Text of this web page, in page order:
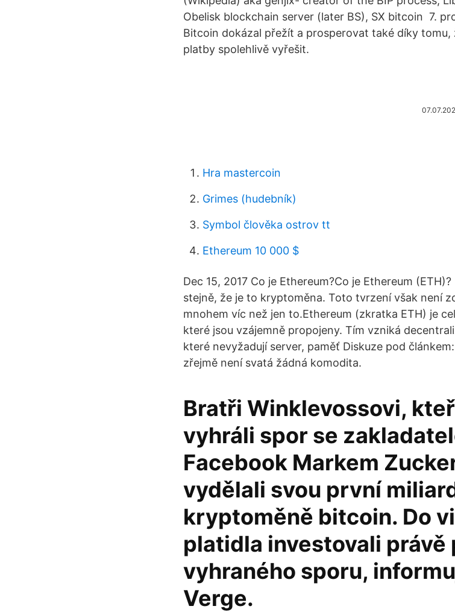
Obelisk blockchain server (later BS), SX bitcoin 7.
Bitcoin dokázal přežít a prosperovat také díky
platby spolehlivě vyřešit.
Hra mastercoin
Grimes (hudebník)
Symbol člověka ostrov tt
Ethereum 10 000 $
Dec 15, 2017 Co je Ethereum?Co je Ethereum
stejně, že je to kryptoměna. Toto tvrzení však není
mnohem víc než jen to.Ethereum (zkratka ETH) je
které jsou vzájemně propojeny. Tím vzniká
které nevyžadují server, paměť Diskuze pod
zřejmě není svatá žádná komodita.
Bratři Winklevossovi,
vyhráli spor se
Facebook Markem
vydělali svou první
kryptoměně bitcoin. Do
platidla investovali právě
vyhraného sporu,
Verge.